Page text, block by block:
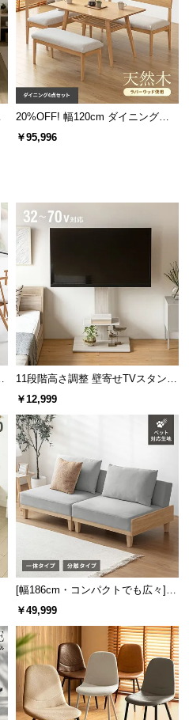
20%OFF! 幅120cm ダイニングソ
ファ 4点セット
￥95,996
11段階高さ調整 壁寄せTVスタンド
キャスター付き 上下左右角度調節
￥12,999
[幅186cm・コンパクトでも広々] 3
人掛けソファベッド リクライニン
￥49,999